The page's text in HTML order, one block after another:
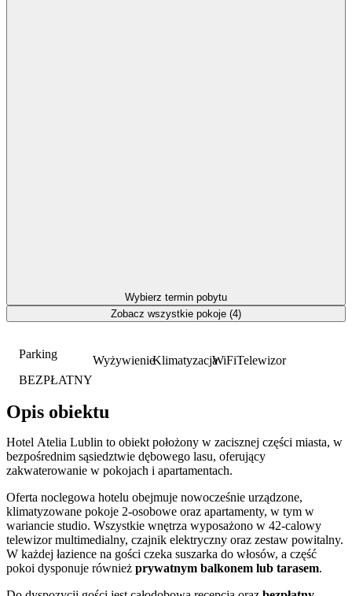
Parking
BEZPŁATNY
WyżywienieKlimatyzacjaWiFiTelewizor
Opis obiektu
Hotel Atelia Lublin to obiekt położony w zacisznej części miasta, w
bezpośrednim sąsiedztwie dębowego lasu, oferujący
zakwaterowanie w pokojach i apartamentach.
Oferta noclegowa hotelu obejmuje nowocześnie urządzone,
klimatyzowane pokoje 2-osobowe oraz apartamenty, w tym w
wariancie studio. Wszystkie wnętrza wyposażono w 42-calowy
telewizor multimedialny, czajnik elektryczny oraz zestaw powitalny.
W każdej łazience na gości czeka suszarka do włosów, a część
pokoi dysponuje również prywatnym balkonem lub tarasem.
Wybierz termin pobytu
Zobacz wszystkie pokoje (4)